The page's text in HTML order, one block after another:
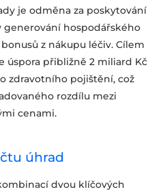
je odměna za poskytování
generování hospodářského
z nákupu léčiv. Cílem
úspora přibližně 2 miliard Kč
zdravotního pojištění, což
rozdílu mezi
cenami.
úhrad
dvou klíčových